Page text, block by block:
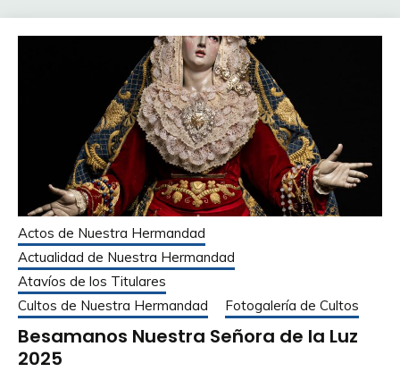
Actos de Nuestra Hermandad
Actualidad de Nuestra Hermandad
Atavíos de los Titulares
Cultos de Nuestra Hermandad
Fotogalería de Cultos
Besamanos Nuestra Señora de la Luz
2025